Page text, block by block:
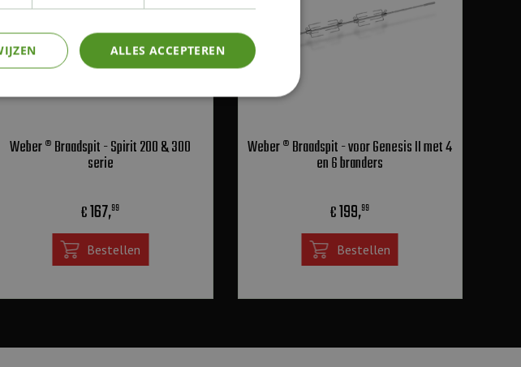
Weber ® Braadspit - Spirit 200 & 300
serie
€167,99
Bestellen
Weber ® Braadspit - voor Genesis II met 4
en 6 branders
€199,99
Bestellen
ALLES ACCEPTEREN